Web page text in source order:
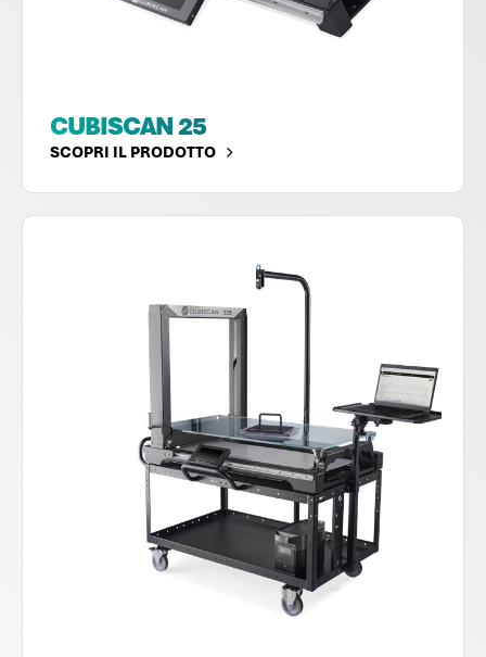
CUBISCAN 25
SCOPRI IL PRODOTTO